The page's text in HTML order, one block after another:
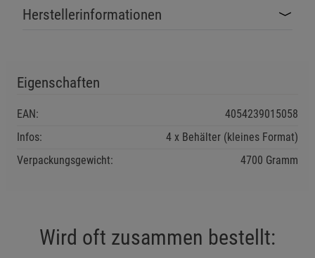
Unsachgemäßer Gebrauch oder Überladung
Nur auf tragfähigem, ebenem Untergrund stapeln -
Maximale Auflast und Tragfähigkeit beachten (siehe
Herstellerangaben).
Zur Verwendung auf automatischen Förderstrecken nur
Vor Hitzeeinwirkung über 80 °C und direkter
Herstellerinformationen
Eigenschaften
EAN:
4054239015058
Infos:
4 x Behälter (kleines Format)
Verpackungsgewicht:
4700 Gramm
Wird oft zusammen bestellt: